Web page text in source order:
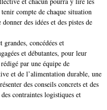
compte de chaque situation
des idées et des pistes de
concédées et
et débutantes, pour leur
par une équipe de
et de l’alimentation durable, une
des conseils concrets et des
contraintes logistiques et